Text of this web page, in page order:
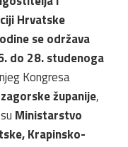
Hrvatske
se održava
do 28. studenoga
Kongresa
županije,
Ministarstvo
Krapinsko-